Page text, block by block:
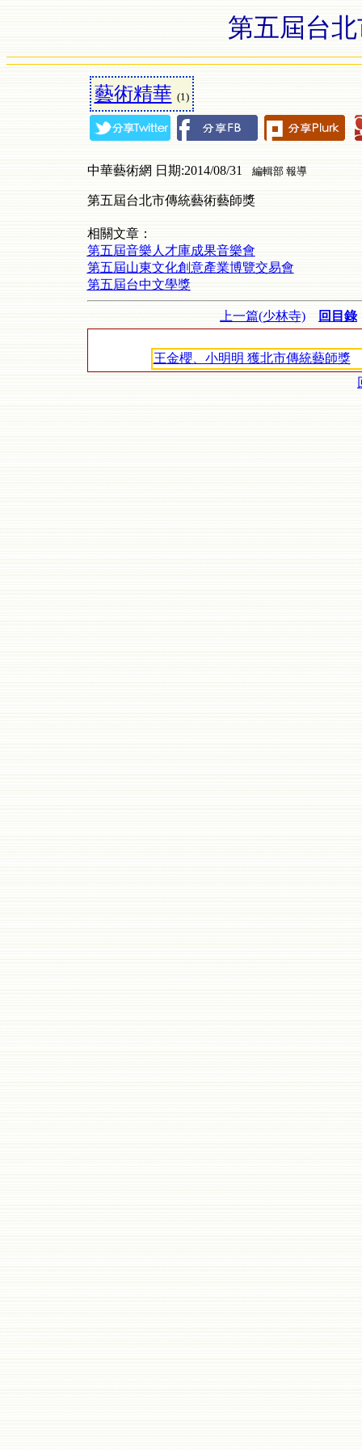
第五屆台
藝術精華 (1)
中華藝術網 日期:2014/08/31 編輯部 報導
第五屆台北市傳統藝術藝師獎
相關文章：
第五屆音樂人才庫成果音樂會
第五屆山東文化創意產業博覽交易會
第五屆台中文學獎
上一篇(少林寺) 回目錄
王金櫻、小明明 獲北市傳統藝師獎